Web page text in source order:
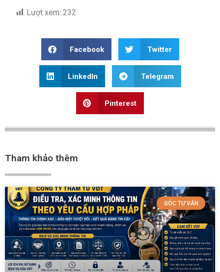
Lượt xem: 232
Facebook Twitter
LinkedIn Telegram
Pinterest
Tham khảo thêm
GÓC TƯ VẤN